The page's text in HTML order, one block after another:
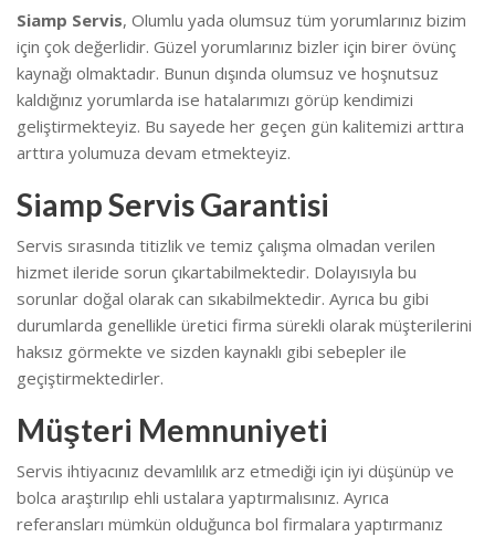
Siamp Servis, Olumlu yada olumsuz tüm yorumlarınız bizim
için çok değerlidir. Güzel yorumlarınız bizler için birer övünç
kaynağı olmaktadır. Bunun dışında olumsuz ve hoşnutsuz
kaldığınız yorumlarda ise hatalarımızı görüp kendimizi
geliştirmekteyiz. Bu sayede her geçen gün kalitemizi arttıra
arttıra yolumuza devam etmekteyiz.
Siamp Servis Garantisi
Servis sırasında titizlik ve temiz çalışma olmadan verilen
hizmet ileride sorun çıkartabilmektedir. Dolayısıyla bu
sorunlar doğal olarak can sıkabilmektedir. Ayrıca bu gibi
durumlarda genellikle üretici firma sürekli olarak müşterilerini
haksız görmekte ve sizden kaynaklı gibi sebepler ile
geçiştirmektedirler.
Müşteri Memnuniyeti
Servis ihtiyacınız devamlılık arz etmediği için iyi düşünüp ve
bolca araştırılıp ehli ustalara yaptırmalısınız. Ayrıca
referansları mümkün olduğunca bol firmalara yaptırmanız